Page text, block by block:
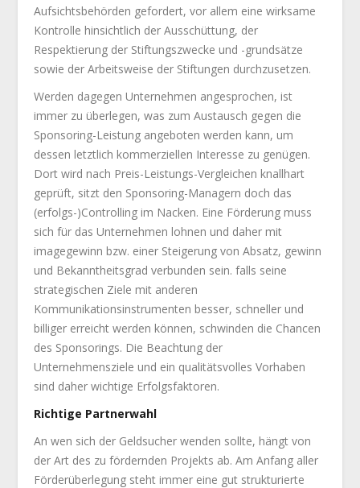
Aufsichtsbehörden gefordert, vor allem eine wirksame
Kontrolle hinsichtlich der Ausschüttung, der
Respektierung der Stiftungszwecke und -grundsätze
sowie der Arbeitsweise der Stiftungen durchzusetzen.
Werden dagegen Unternehmen angesprochen, ist
immer zu überlegen, was zum Austausch gegen die
Sponsoring-Leistung angeboten werden kann, um
dessen letztlich kommerziellen Interesse zu genügen.
Dort wird nach Preis-Leistungs-Vergleichen knallhart
geprüft, sitzt den Sponsoring-Managern doch das
(erfolgs-)Controlling im Nacken. Eine Förderung muss
sich für das Unternehmen lohnen und daher mit
imagegewinn bzw. einer Steigerung von Absatz, gewinn
und Bekanntheitsgrad verbunden sein. falls seine
strategischen Ziele mit anderen
Kommunikationsinstrumenten besser, schneller und
billiger erreicht werden können, schwinden die Chancen
des Sponsorings. Die Beachtung der
Unternehmensziele und ein qualitätsvolles Vorhaben
sind daher wichtige Erfolgsfaktoren.
Richtige Partnerwahl
An wen sich der Geldsucher wenden sollte, hängt von
der Art des zu fördernden Projekts ab. Am Anfang aller
Förderüberlegung steht immer eine gut strukturierte